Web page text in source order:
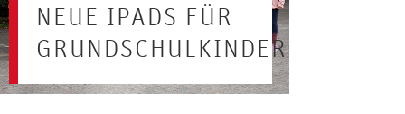
NEUE IPADS FÜR
GRUNDSCHULKINDER